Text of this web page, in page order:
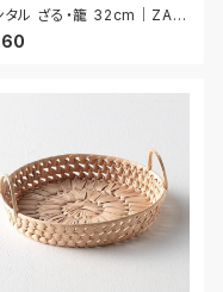
タル ざる・籠 32cm｜ZAR